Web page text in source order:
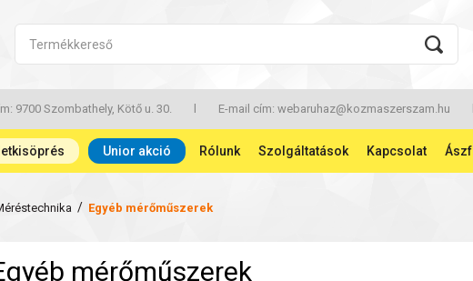
9700 Szombathely, Kötő u. 30. E-mail cím: webaruhaz@kozmaszerszam.hu
Unior akció Rólunk Szolgáltatások Kapcsolat Ászf
/ Egyéb mérőműszerek
mérőműszerek